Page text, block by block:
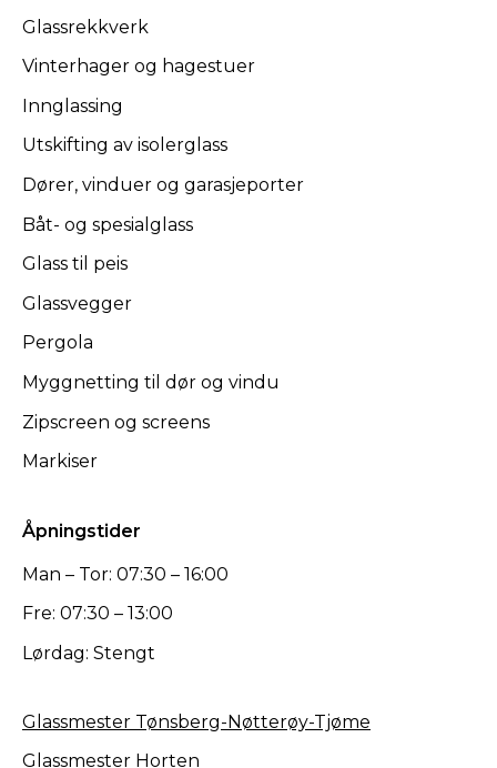
Glassrekkverk
Vinterhager og hagestuer
Innglassing
Utskifting av isolerglass
Dører, vinduer og garasjeporter
Båt- og spesialglass
Glass til peis
Glassvegger
Pergola
Myggnetting til dør og vindu
Zipscreen og screens
Markiser
Åpningstider
Man – Tor: 07:30 – 16:00
Fre: 07:30 – 13:00
Lørdag: Stengt
Glassmester Tønsberg-Nøtterøy-Tjøme
Glassmester Horten